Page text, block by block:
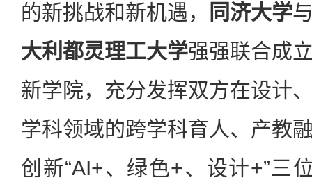
的新挑战和新机遇，
同济大学
大利都灵理工大学强强联合成
新学院，充分发挥双方在设计
学科领域的跨学科育人、产教
创新“AI+、绿色+、设计+”三